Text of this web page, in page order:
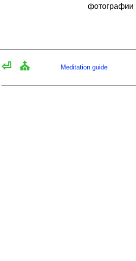
фотографии
⏎ ⛪ Meditation guide